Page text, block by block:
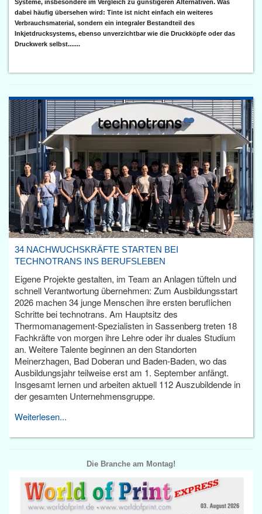
Systeme, insbesondere im Vergleich zu günstigeren Alternativen. Was
dabei häufig übersehen wird: Tinte ist nicht einfach ein weiteres
Verbrauchsmaterial, sondern ein integraler Bestandteil des
Inkjetdrucksystems, ebenso unverzichtbar wie die Druckköpfe oder das
Druckwerk selbst.......
34 NACHWUCHSKRÄFTE STARTEN BEI
TECHNOTRANS INS BERUFSLEBEN
Eigene Projekte gestalten, im Team an Anlagen tüfteln und
schnell Verantwortung übernehmen: Zum Ausbildungsstart
2026 machen 34 junge Menschen ihre ersten beruflichen
Schritte bei technotrans. Am Hauptsitz des
Thermomanagement-Spezialisten in Sassenberg treten 18
Fachkräfte von morgen ihre Lehre oder ihr duales Studium
an. Weitere Talente beginnen an den Standorten
Meinerzhagen, Bad Doberan und Baden-Baden, wo das
Ausbildungsjahr teilweise erst am 1. September anfängt.
Insgesamt lernen und arbeiten aktuell 112 Auszubildende in
der gesamten Unternehmensgruppe.
Weiterlesen...
Die Branche am Montag!